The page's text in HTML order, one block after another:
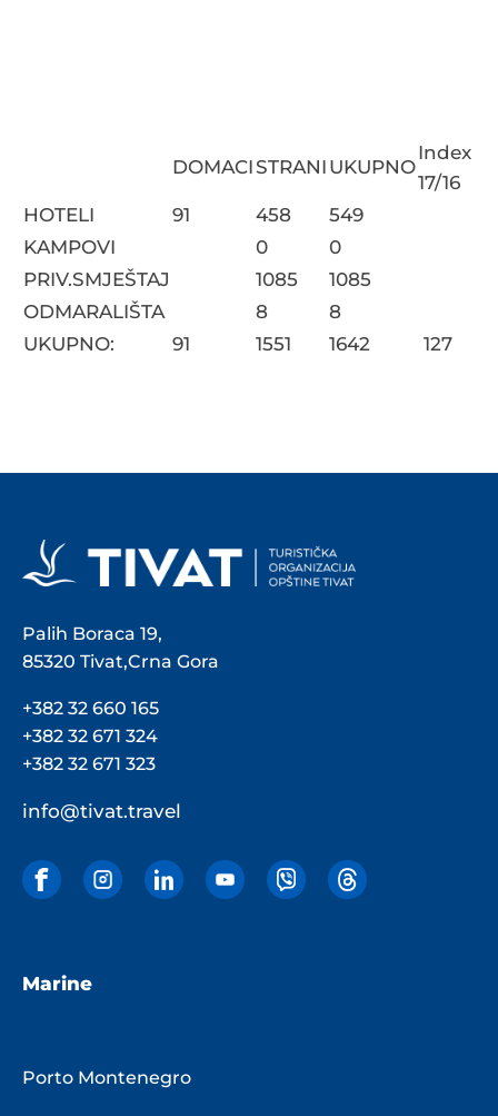
DOMACISTRANI UKUPNO
Index
17/16
HOTELI
91 458
549
KAMPOVI
0
0
PRIV.SMJEŠTAJ
1085
1085
ODMARALIŠTA
8
8
UKUPNO:
91 1551 1642 127
Palih Boraca 19,
85320 Tivat,Crna Gora
+382 32 660 165
+382 32 671 324
+382 32 671 323
info@tivat.travel
Marine
Porto Montenegro